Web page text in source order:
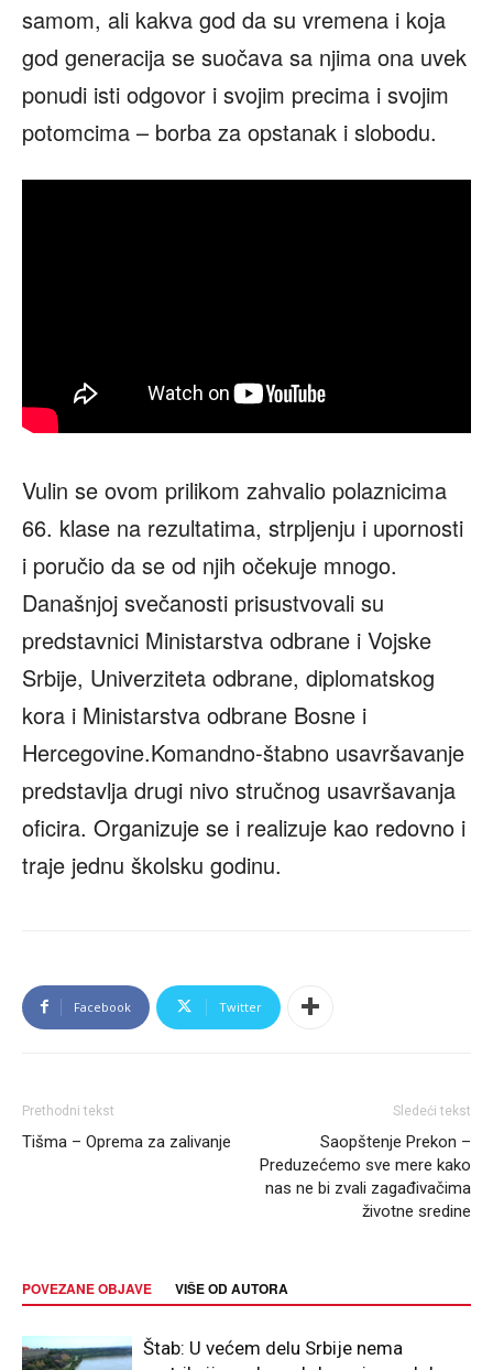
samom, ali kakva god da su vremena i koja
god generacija se suočava sa njima ona uvek
ponudi isti odgovor i svojim precima i svojim
potomcima – borba za opstanak i slobodu.
Vulin se ovom prilikom zahvalio polaznicima
66. klase na rezultatima, strpljenju i upornosti
i poručio da se od njih očekuje mnogo.
Današnjoj svečanosti prisustvovali su
predstavnici Ministarstva odbrane i Vojske
Srbije, Univerziteta odbrane, diplomatskog
kora i Ministarstva odbrane Bosne i
Hercegovine.Komandno-štabno usavršavanje
predstavlja drugi nivo stručnog usavršavanja
oficira. Organizuje se i realizuje kao redovno i
traje jednu školsku godinu.
Facebook Twitter
Prethodni tekst
Tišma – Oprema za zalivanje
Sledeći tekst
Saopštenje Prekon –
Preduzećemo sve mere kako
nas ne bi zvali zagađivačima
životne sredine
POVEZANE OBJAVE VIŠE OD AUTORA
Štab: U većem delu Srbije nema